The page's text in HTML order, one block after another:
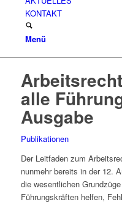
KONTAKT
Menü
alle
Ausgabe
Publikationen
Der Leitfaden zum
nunmehr bereits in der 12.
die wesentlichen
Führungskräften helfen,